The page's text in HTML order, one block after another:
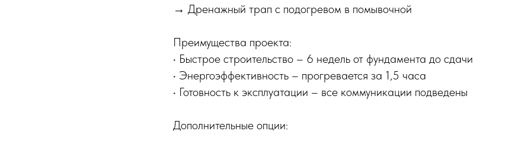
→ Дренажный трап с подогревом в помывочной
Преимущества проекта:
• Быстрое строительство – 6 недель от фундамента до сдачи
• Энергоэффективность – прогревается за 1,5 часа
• Готовность к эксплуатации – все коммуникации подведены
Дополнительные опции: